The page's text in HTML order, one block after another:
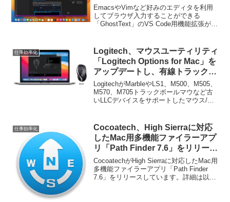
「GhostText」のVS Code用機能
拡張がリリース。
EmacsやVimなど好みのエディタを利用
してブラウザ入力することができる
「GhostText」のVS Code用機能拡張がリ
仕事効率化
Logitech、マウスユーティリティ
「Logitech Options for Mac」を
アップデートし、有線トラックボ
ールMarbleやLS1、M50x、
M570、M705など古いLCCデバイ
スをサポート。
LogitechがMarbleやLS1、M500、M505、
M570、M705トラックボールマウなど古
いLLCデバイスをサポートしたマウス/キ
す。...
仕事効率化
Cocoatech、High Sierraに対応
したMac用多機能ファイラーアプ
リ「Path Finder 7.6」をリリー
ス。
CocoatechがHigh Sierraに対応したMac用
多機能ファイラーアプリ「Path Finder
7.6」をリリースしています。詳細は以下